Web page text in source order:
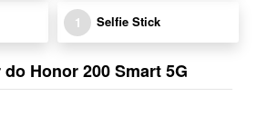
1 Selfie Stick
Honor 200 Smart 5G